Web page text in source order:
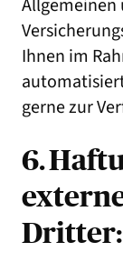
Allgemeinen
Ihnen im
gerne zur
6.
Dritter: